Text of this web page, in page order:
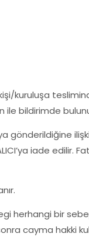
kuruluşa
bildirimde
gönderildiğine
iade edilir.
herhangi bir
cayma hakki